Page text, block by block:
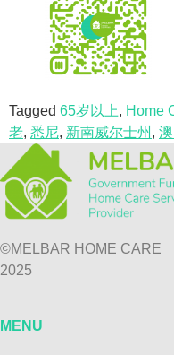
Tagged 65岁以上, Home
老, 悉尼, 新南威尔士州 ,
©MELBAR HOME CARE
2025
MENU